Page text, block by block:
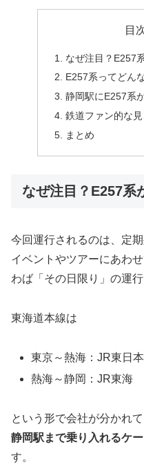
目
なぜ注目？E257
E257系ってどん
静岡駅にE257系
鉄道ファン的な
まとめ
なぜ注目？E257系
今回運行されるのは、定期
イベントやツアーにあわ
わば「その日限り」の運行
東海道本線は
東京～熱海：JR東日本
熱海～静岡：JR東海
という形で会社が分かれて
静岡駅まで乗り入れるケ
す。